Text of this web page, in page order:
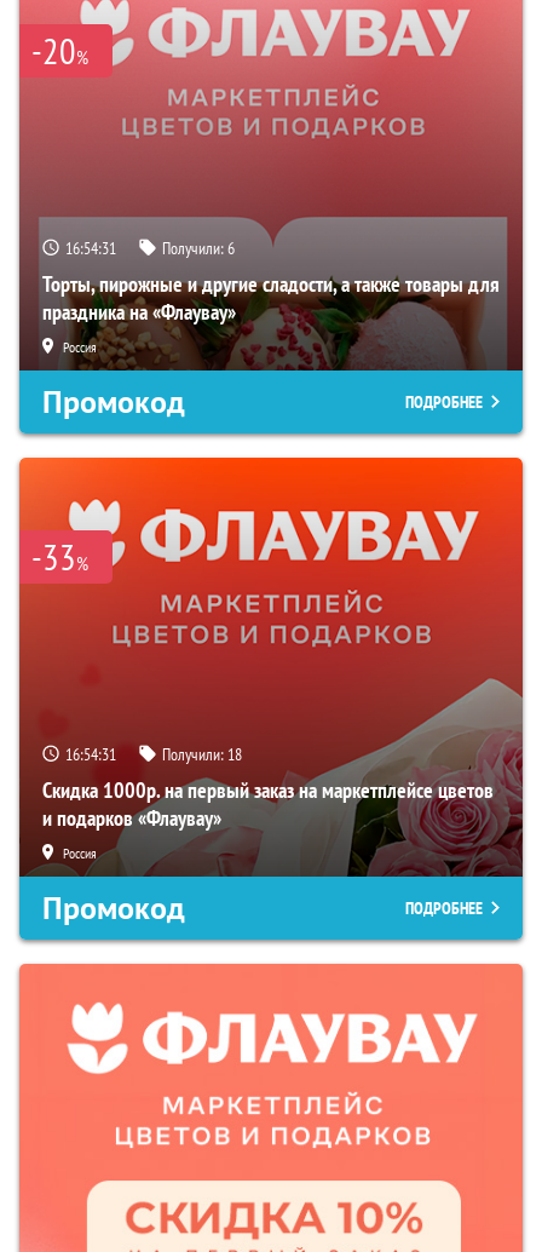
-20%
16:54:30 Получили:6
Торты, пирожные и другие сладости, а также товары для
праздника на «Флаувау»
Россия
Промокод ПОДРОБНЕЕ
-33%
16:54:30 Получили: 18
Скидка 1000р. на первый заказ на маркетплейсе цветов
и подарков «Флаувау»
Россия
Промокод ПОДРОБНЕЕ